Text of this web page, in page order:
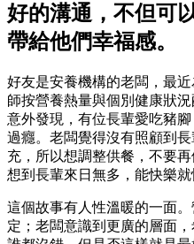
好的溝通，不但可
帶給他們幸福感。
好友是安養機構的老闆，最
師按營養熱量與個別健康狀
意外發現，有位長輩愛吃豬
過癮。老闆覺得沒有照顧到
充，所以想調整供餐，不要
想到長輩來日無多，能快樂就
這個故事有人性溫暖的一面
定；老闆意識到更廣的層面